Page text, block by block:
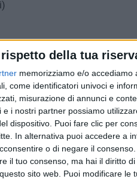
della tua
memorizziamo e/o
come identificatori univoci e
misurazione di annunci e
i nostri partner possiamo
dispositivo. Puoi fare clic per
In alternativa puoi accedere a
o di negare il consenso.
il tuo consenso, ma hai il diritto
sito web. Puoi modificare
nelle ultime ore​